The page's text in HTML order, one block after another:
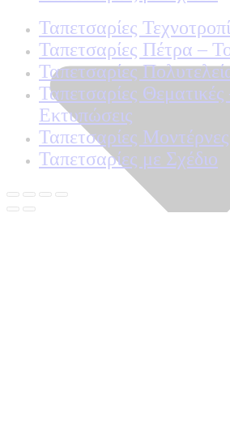
Ταπετσαρίες
Ταπετσαρίες Πέτρα –
Ταπετσαρίες
Ταπετσαρίες
Εκτυπώσεις
Ταπετσαρίες Μοντέρνες
Ταπετσαρίες με Σχέδιο